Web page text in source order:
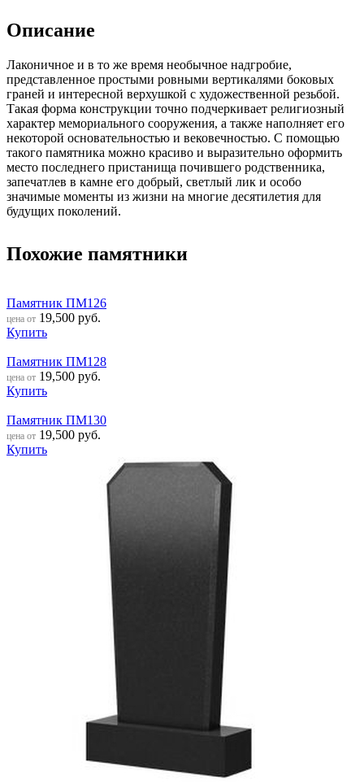
Описание
Лаконичное и в то же время необычное надгробие,
представленное простыми ровными вертикалями боковых
граней и интересной верхушкой с художественной резьбой.
Такая форма конструкции точно подчеркивает религиозный
характер мемориального сооружения, а также наполняет его
некоторой основательностью и вековечностью. С помощью
такого памятника можно красиво и выразительно оформить
место последнего пристанища почившего родственника,
запечатлев в камне его добрый, светлый лик и особо
значимые моменты из жизни на многие десятилетия для
будущих поколений.
Похожие памятники
Памятник ПМ126
цена от 19,500 руб.
Купить
Памятник ПМ128
цена от 19,500 руб.
Купить
Памятник ПМ130
цена от 19,500 руб.
Купить